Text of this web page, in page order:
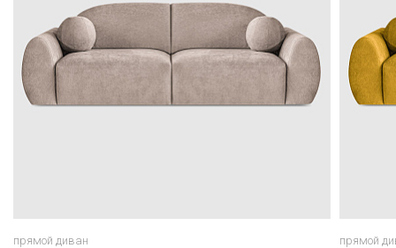
прямой диван прямой